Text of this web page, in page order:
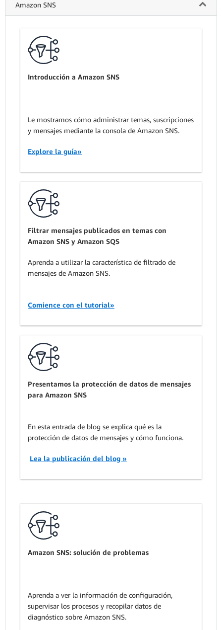
Amazon SNS
Introducción a Amazon SNS
Le mostramos cómo administrar temas, suscripciones
y mensajes mediante la consola de Amazon SNS.
Explore la guía»
Filtrar mensajes publicados en temas con
Amazon SNS y Amazon SQS
Aprenda a utilizar la característica de filtrado de
mensajes de Amazon SNS.
Comience con el tutorial»
Presentamos la protección de datos de mensajes
para Amazon SNS
En esta entrada de blog se explica qué es la
protección de datos de mensajes y cómo funciona.
Lea la publicación del blog »
Amazon SNS: solución de problemas
Aprenda a ver la información de configuración,
supervisar los procesos y recopilar datos de
diagnóstico sobre Amazon SNS.